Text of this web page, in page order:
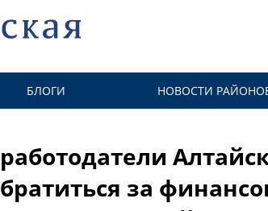
БЛОГИ НОВОСТИ
за